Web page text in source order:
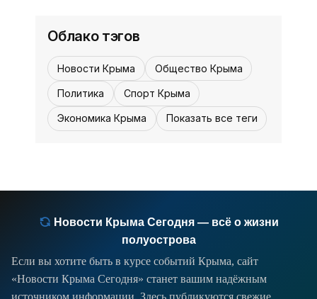
Облако тэгов
Новости Крыма Общество Крыма
Политика Спорт Крыма
Экономика Крыма Показать все теги
Новости Крыма Сегодня — всё о жизни
полуострова
Если вы хотите быть в курсе событий Крыма, сайт
«Новости Крыма Сегодня» станет вашим надёжным